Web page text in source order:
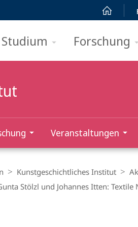
Studium Forschung
Veranstaltungen
Kunstgeschichtliches Institut
Stölzl und Johannes Itten: